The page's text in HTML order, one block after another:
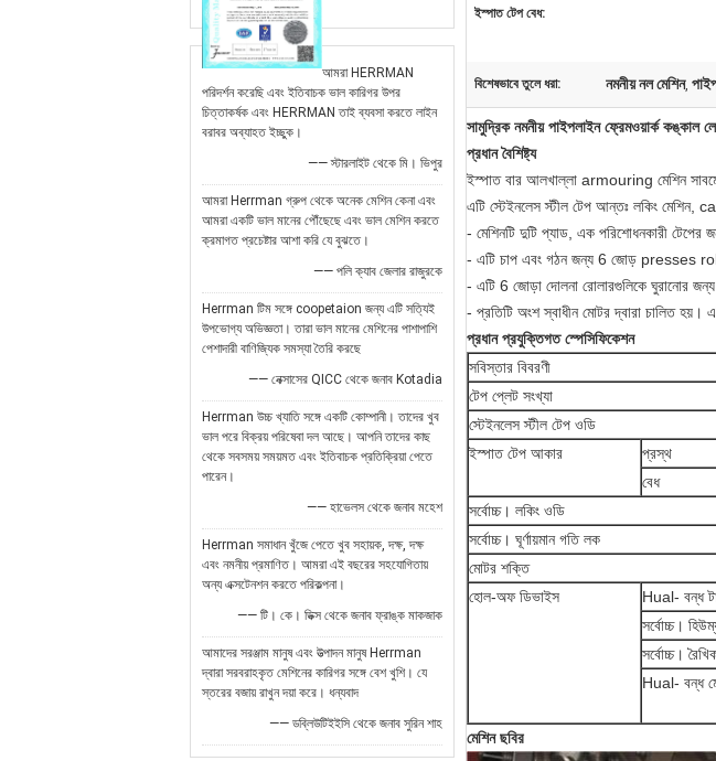
আমরা HERRMAN
পরিদর্শন করেছি এবং ইতিবাচক ভাল কারিগর উপর
চিত্তাকর্ষক এবং HERRMAN তাই ব্যবসা করতে লাইন
বরাবর অব্যাহত ইচ্ছুক।
—— স্টারলাইট থেকে মি। ভিপুর
আমরা Herrman গ্রুপ থেকে অনেক মেশিন কেনা এবং
আমরা একটি ভাল মানের পৌঁছেছে এবং ভাল মেশিন করতে
ক্রমাগত প্রচেষ্টার আশা করি যে বুঝতে।
—— পলি ক্যাব জেলার রাজুরকে
Herrman টিম সঙ্গে coopetaion জন্য এটি সত্যিই
উপভোগ্য অভিজ্ঞতা। তারা ভাল মানের মেশিনের পাশাপাশি
পেশাদারী বাণিজ্যিক সমস্যা তৈরি করছে
—— নেক্সাসের QICC থেকে জনাব Kotadia
Herrman উচ্চ খ্যাতি সঙ্গে একটি কোম্পানী। তাদের খুব
ভাল পরে বিক্রয় পরিষেবা দল আছে। আপনি তাদের কাছ
থেকে সবসময় সময়মত এবং ইতিবাচক প্রতিক্রিয়া পেতে
পারেন।
—— হাভেলস থেকে জনাব মহেশ
Herrman সমাধান খুঁজে পেতে খুব সহায়ক, দক্ষ, দক্ষ
এবং নমনীয় প্রমাণিত। আমরা এই বছরের সহযোগিতায়
অন্য এক্সটেনশন করতে পরিকল্পনা।
—— টি। কে। ডিক্স থেকে জনাব ফ্রাঙ্ক মাকজাক
আমাদের সরঞ্জাম মানুষ এবং উত্পাদন মানুষ Herrman
দ্বারা সরবরাহকৃত মেশিনের কারিগর সঙ্গে বেশ খুশি। যে
স্তরের বজায় রাখুন দয়া করে। ধন্যবাদ
—— ডব্লিউটিইইসি থেকে জনাব সুরিন শাহ
ইস্পাত টেপ বেধ:
বিশেষভাবে তুলে ধরা: নমনীয় নল মেশিন,
সামুদ্রিক নমনীয় পাইপলাইন ফ্রেমওয়ার্ক কঙ্কাল
প্রধান বৈশিষ্ট্য
ইস্পাত বার আলখাল্লা armouring মেশিন
এটি স্টেইনলেস স্টীল টেপ আন্তঃ লকিং মেশিন,
- মেশিনটি দুটি প্যাড, এক পরিশোধনকারী টেপের
- এটি চাপ এবং গঠন জন্য 6 জোড় presses
- এটি 6 জোড়া দোলনা রোলারগুলিকে ঘুরানোর
- প্রতিটি অংশ স্বাধীন মোটর দ্বারা চালিত
প্রধান প্রযুক্তিগত স্পেসিফিকেশন
সবিস্তার বিবরণী
টেপ প্লেট সংখ্যা
স্টেইনলেস স্টীল টেপ ওডি
ইস্পাত টেপ আকার
প্রস্থ
বেধ
সর্বোচ্চ। লকিং ওডি
সর্বোচ্চ। ঘূর্ণায়মান গতি লক
মোটর শক্তি
হোল-অফ ডিভাইস
Hual- বন্ধ
সর্বোচ্চ।
সর্বোচ্চ।
Hual- বন্ধ
মেশিন ছবির